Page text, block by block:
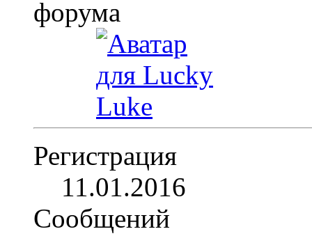
Регистрация
11.01.2016
Сообщений